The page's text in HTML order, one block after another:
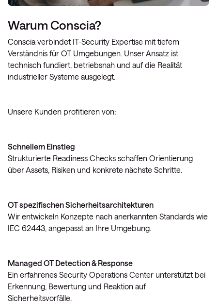
Warum Conscia?
Conscia verbindet IT-Security Expertise mit tiefem
Verständnis für OT Umgebungen. Unser Ansatz ist
technisch fundiert, betriebsnah und auf die Realität
industrieller Systeme ausgelegt.
Unsere Kunden profitieren von:
Schnellem Einstieg
Strukturierte Readiness Checks schaffen Orientierung
über Assets, Risiken und konkrete nächste Schritte.
OT spezifischen Sicherheitsarchitekturen
Wir entwickeln Konzepte nach anerkannten Standards wie
IEC 62443, angepasst an Ihre Umgebung.
Managed OT Detection & Response
Ein erfahrenes Security Operations Center unterstützt bei
Erkennung, Bewertung und Reaktion auf
Sicherheitsvorfälle.